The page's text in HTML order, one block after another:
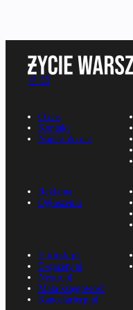
O nas
Kontakt
Napisz do nas
Reklama
Ogłoszenia
E-kiosk.pl
E-gazety.pl
Nexto.pl
Mała księgowość
Kancelarierp.pl